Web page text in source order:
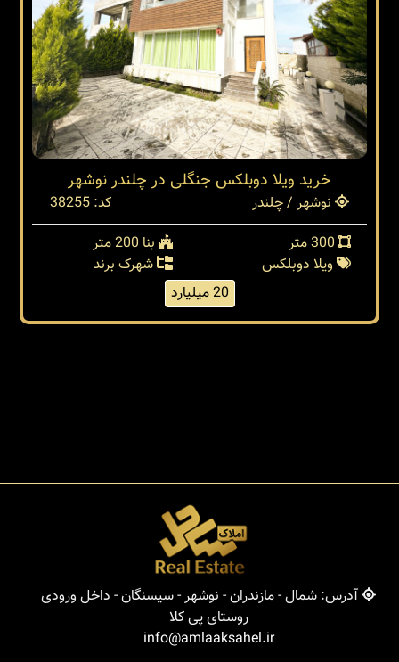
خرید ویلا دوبلکس جنگلی در چلندر نوشهر
نوشهر / چلندر
کد: 38255
بنا 200 متر
ویلا دوبلکس
شهرک برند
20 میلیارد
آدرس: شمال - مازندران - نوشهر - سیسنگان - داخل ورودی
روستای پی کلا
info@amlaaksahel.ir